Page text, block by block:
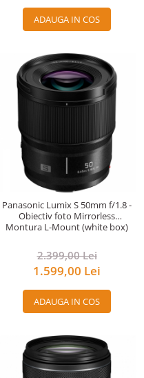
ADAUGA IN COS
Panasonic Lumix S 50mm f/1.8 -
Obiectiv foto Mirrorless
Montura L-Mount (white box)
2.399,00 Lei
1.599,00 Lei
ADAUGA IN COS